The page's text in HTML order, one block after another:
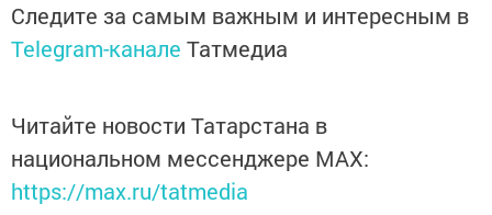
Следите за самым важным и интересным в
Telegram-канале Татмедиа
Читайте новости Татарстана в
национальном мессенджере MАХ:
https://max.ru/tatmedia